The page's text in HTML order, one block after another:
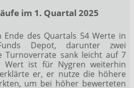
im 1. Quartal 2025
des Quartals 54 Werte in
Depot, darunter zwei
Turnoverrate sank leicht auf 7
Wert ist für Nygren weiterhin
er, er nutze die höhere
um bei höher bewerteten